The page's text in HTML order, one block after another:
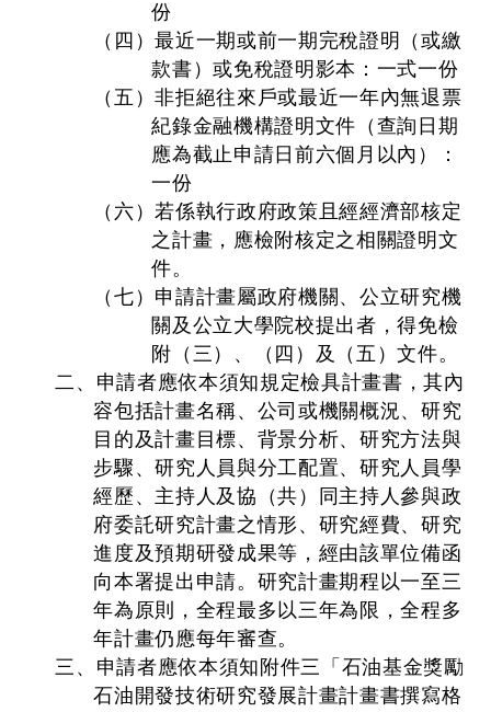
份
（四）最近一期或前一期完稅證明（或繳
款書）或免稅證明影本：一式一份
（五）非拒絕往來戶或最近一年內無退票
紀錄金融機構證明文件（查詢日期
應為截止申請日前六個月以內）：
一份
（六）若係執行政府政策且經經濟部核定
之計畫，應檢附核定之相關證明文
件。
（七）申請計畫屬政府機關、公立研究機
關及公立大學院校提出者，得免檢
附（三）、（四）及（五）文件。
二、申請者應依本須知規定檢具計畫書，其內
容包括計畫名稱、公司或機關概況、研究
目的及計畫目標、背景分析、研究方法與
步驟、研究人員與分工配置、研究人員學
經歷、主持人及協（共）同主持人參與政
府委託研究計畫之情形、研究經費、研究
進度及預期研發成果等，經由該單位備函
向本署提出申請。研究計畫期程以一至三
年為原則，全程最多以三年為限，全程多
年計畫仍應每年審查。
三、申請者應依本須知附件三「石油基金獎勵
石油開發技術研究發展計畫計畫書撰寫格